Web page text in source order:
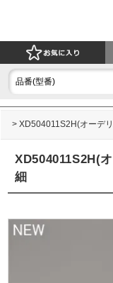
XD504011S2H(オーデ
XD504011S2H(
細